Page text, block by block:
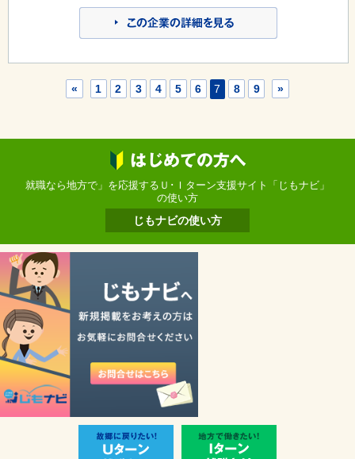
« 1 2 3 4 5 6 7 8 9 »
就職なら地方で」を応援するＵ･Ｉターン支援サイト「じもナビ」
の使い方
じもナビの使い方